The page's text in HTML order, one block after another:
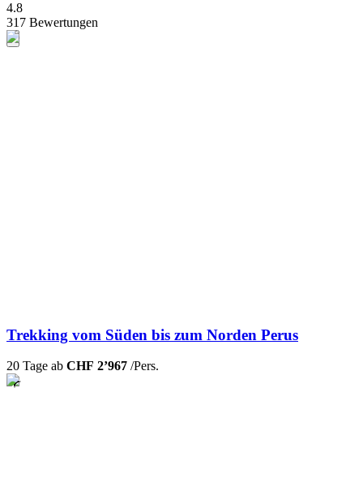
4.8
317 Bewertungen
Trekking vom Süden bis zum Norden Perus
20 Tage ab CHF 2’967 /Pers.